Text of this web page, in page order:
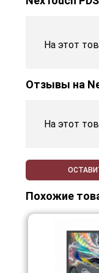
На этот
Отзывы на
На этот
Похожие